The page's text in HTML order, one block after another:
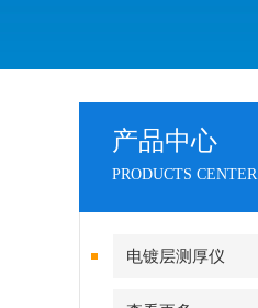
产品中心
PRODUCTS CENTER
电镀层测厚仪